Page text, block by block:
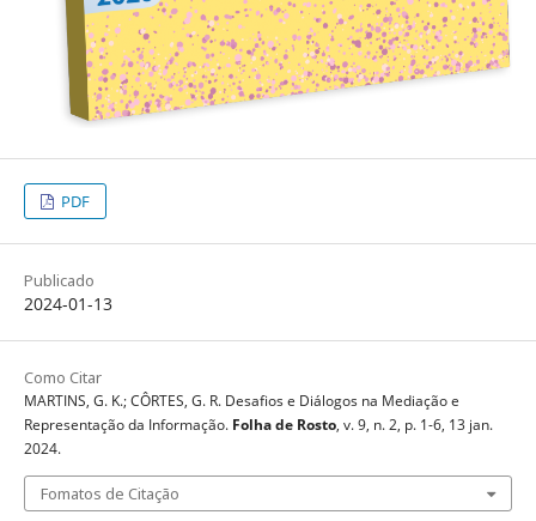
PDF
Publicado
2024-01-13
Como Citar
MARTINS, G. K.; CÔRTES, G. R. Desafios e Diálogos na Mediação e
Representação da Informação. Folha de Rosto, v. 9, n. 2, p. 1-6, 13 jan.
2024.
Fomatos de Citação